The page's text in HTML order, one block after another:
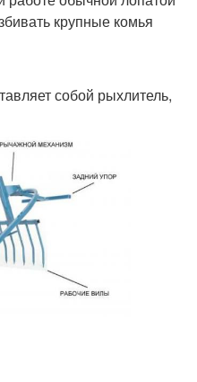
крупные комья
собой рыхлитель,